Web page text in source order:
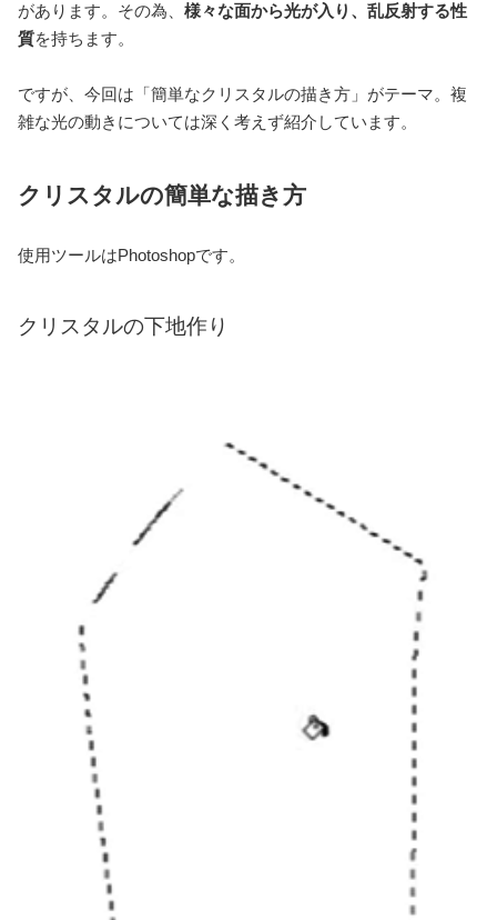
があります。その為、 様々な面から光が入り、乱反射する性
質を持ちます。
ですが、今回は「簡単なクリスタルの描き方」がテーマ。複
雑な光の動きについては深く考えず紹介しています。
クリスタルの簡単な描き方
使用ツールはPhotoshopです。
クリスタルの下地作り